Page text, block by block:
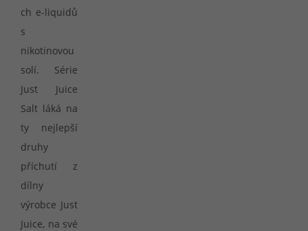
ch e-liquidů
s
nikotinovou
solí. Série
Just Juice
Salt láká na
ty nejlepší
druhy
příchutí z
dílny
výrobce Just
Juice, na své